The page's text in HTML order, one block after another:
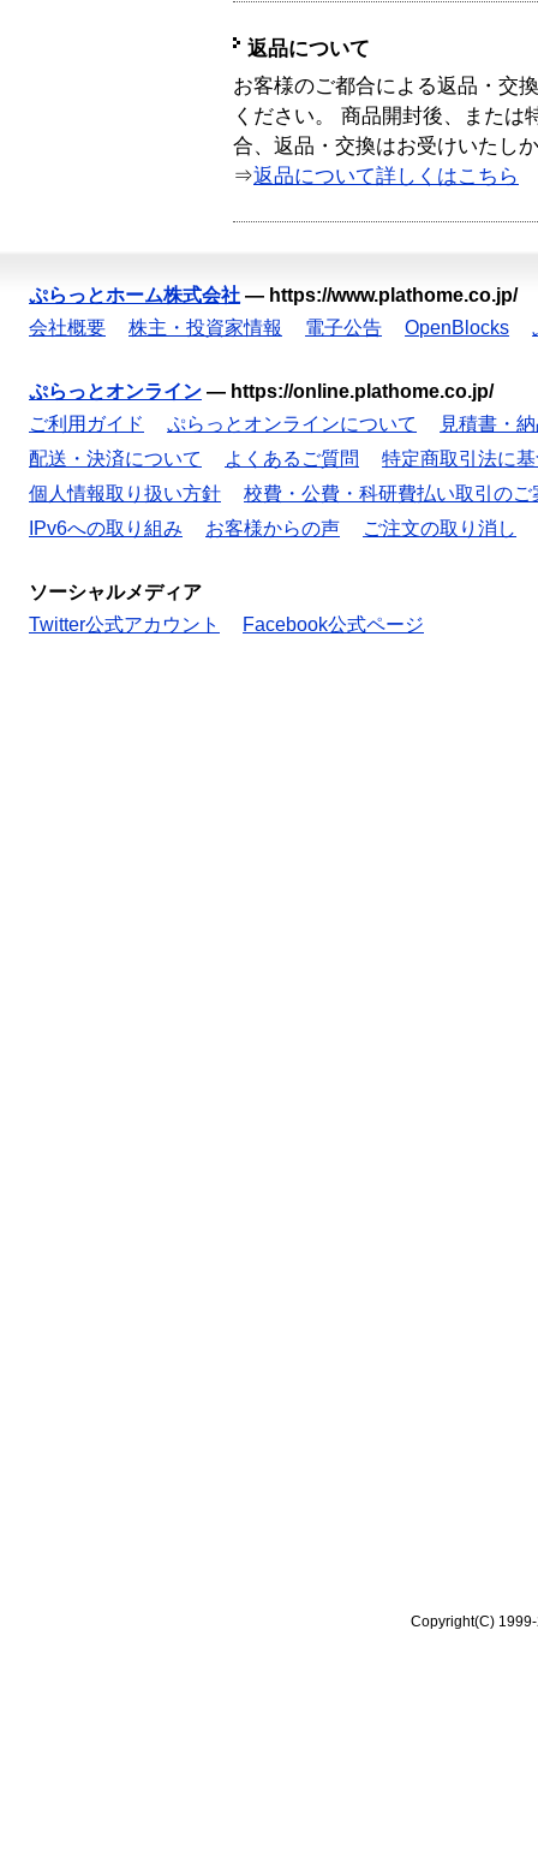
返品について
お客様のご都合による返品・交
ください。 商品開封後、または
合、返品・交換はお受けいたし
⇒返品について詳しくはこちら
ぷらっとホーム株式会社 — https://www.plathome.co.jp/
会社概要
株主・投資家情報 電子公告 OpenBlocks
ぷらっとオンライン — https://online.plathome.co.jp/
ご利用ガイド
ぷらっとオンラインについて
見積書・
配送・決済について
よくあるご質問
特定商取引法に
個人情報取り扱い方針
校費・公費・科研費払い取引のご
IPv6への取り組み
お客様からの声 ご注文の取り消し
ソーシャルメディア
Twitter公式アカウント
Facebook公式ページ
Copyright(C)